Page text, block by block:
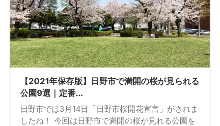
【2021年保存版】日野市で満開の桜が見られる
公園9選｜定番...
日野市では3月14日「日野市桜開花宣言」がされま
したね！ 今回は日野市で満開の桜が見れる公園を